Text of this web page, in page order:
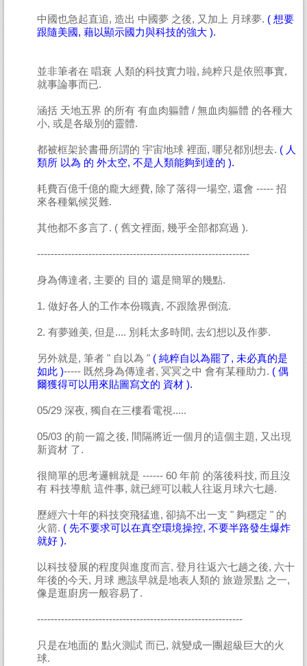
中國也急起直追, 造出 中國夢 之後, 又加上 月球夢. ( 想要
跟隨美國, 藉以顯示國力與科技的強大 ).
並非筆者在 唱衰 人類的科技實力啦, 純粹只是依照事實,
就事論事而已.
涵括 天地五界 的所有 有血肉軀體 / 無血肉軀體 的各種大
小, 或是各級別的靈體.
都被框架於書冊所謂的 宇宙地球 裡面, 哪兒都別想去. ( 人
類所 以為 的 外太空, 不是人類能夠到達的 ).
耗費百億千億的龐大經費, 除了落得一場空, 還會 ----- 招
來各種氣候災難.
其他都不多言了. ( 舊文裡面, 幾乎全部都寫過 ).
--------------------------------------------------------------
身為傳達者, 主要的 目的 還是簡單的幾點.
1. 做好各人的工作本份職責, 不跟陰界倒流.
2. 有夢雖美, 但是.... 別耗太多時間, 去幻想以及作夢.
另外就是, 筆者 " 自以為 " ( 純粹自以為罷了, 未必真的是
如此 )----- 既然身為傳達者, 冥冥之中 會有某種助力. ( 偶
爾獲得可以用來貼圖寫文的 資材 ).
05/29 深夜, 獨自在三樓看電視.....
05/03 的前一篇之後, 間隔將近一個月的這個主題, 又出現
新資材 了.
很簡單的思考邏輯就是 ------ 60 年前 的落後科技, 而且沒
有 科技導航 這件事, 就已經可以載人往返月球六七趟.
歷經六十年的科技突飛猛進, 卻搞不出一支 " 夠穩定 " 的
火箭. ( 先不要求可以在真空環境操控, 不要半路發生爆炸
就好 ).
以科技發展的程度與進度而言, 登月往返六七趟之後, 六十
年後的今天, 月球 應該早就是地表人類的 旅遊景點 之一,
像是逛廚房一般容易了.
------------------------------------------------------------
只是在地面的 點火測試 而已, 就變成一團超級巨大的火
球.